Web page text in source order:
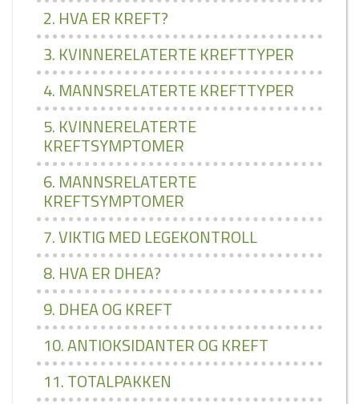
2. HVA ER KREFT?
3. KVINNERELATERTE KREFTTYPER
4. MANNSRELATERTE KREFTTYPER
5. KVINNERELATERTE
KREFTSYMPTOMER
6. MANNSRELATERTE
KREFTSYMPTOMER
7. VIKTIG MED LEGEKONTROLL
8. HVA ER DHEA?
9. DHEA OG KREFT
10. ANTIOKSIDANTER OG KREFT
11. TOTALPAKKEN